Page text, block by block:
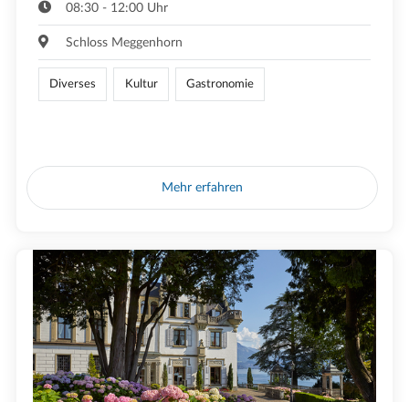
08:30 - 12:00 Uhr
Schloss Meggenhorn
Diverses Kultur Gastronomie
Mehr erfahren